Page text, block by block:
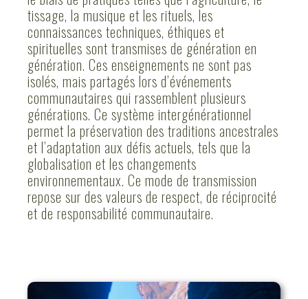
tissage, la musique et les rituels, les
connaissances techniques, éthiques et
spirituelles sont transmises de génération en
génération. Ces enseignements ne sont pas
isolés, mais partagés lors d’événements
communautaires qui rassemblent plusieurs
générations. Ce système intergénérationnel
permet la préservation des traditions ancestrales
et l’adaptation aux défis actuels, tels que la
globalisation et les changements
environnementaux. Ce mode de transmission
repose sur des valeurs de respect, de réciprocité
et de responsabilité communautaire.